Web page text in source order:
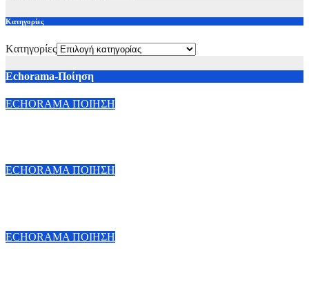
Kατηγορίες
Kατηγορίες
Echorama-Ποίηση
ECHORAMA ΠΟΙΗΣΗ
ECHORAMA ΠΟΙΗΣΗ
ECHORAMA ΠΟΙΗΣΗ